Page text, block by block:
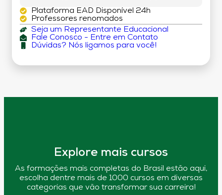
Plataforma EAD Disponível 24h
Professores renomados
Seja um Representante Educacional
Fale Conosco - Entre em Contato
Dúvidas? Nós ligamos para você!
Explore mais cursos
As formações mais completas do Brasil estão aqui,
escolha dentre mais de 1000 cursos em diversas
categorias que vão transformar sua carreira!